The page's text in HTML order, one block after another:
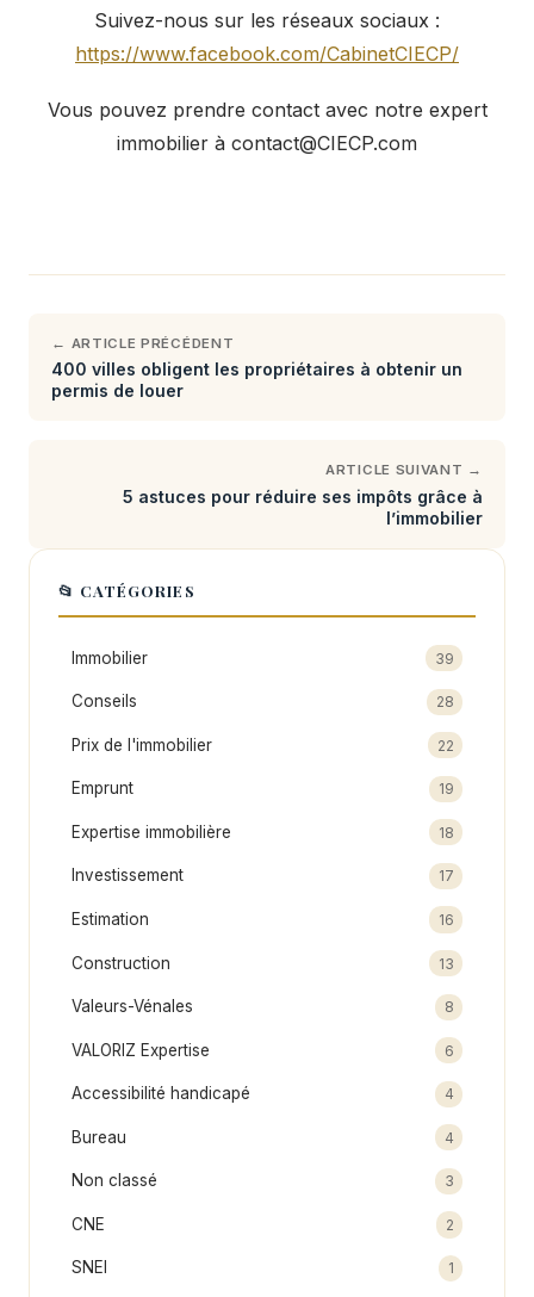
Suivez-nous sur les réseaux sociaux :
https://www.facebook.com/CabinetCIECP/
Vous pouvez prendre contact avec notre expert
immobilier à contact@CIECP.com
← ARTICLE PRÉCÉDENT
400 villes obligent les propriétaires à obtenir un
permis de louer
ARTICLE SUIVANT →
5 astuces pour réduire ses impôts grâce à
l’immobilier
📂 CATÉGORIES
Immobilier 39
Conseils 28
Prix de l'immobilier 22
Emprunt 19
Expertise immobilière 18
Investissement 17
Estimation 16
Construction 13
Valeurs-Vénales 8
VALORIZ Expertise 6
Accessibilité handicapé 4
Bureau 4
Non classé 3
CNE 2
SNEI 1